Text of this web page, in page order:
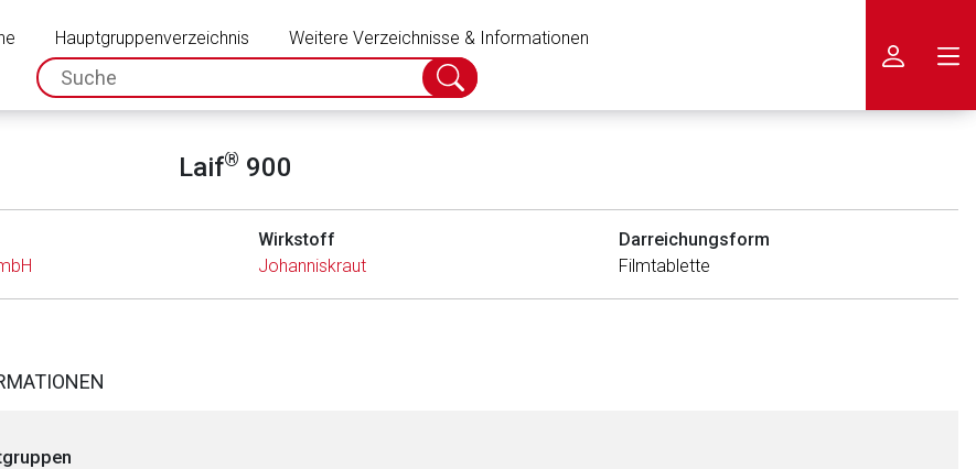
Hauptgruppenverzeichnis
Weitere Verzeichnisse & Informationen
spc.search.input.placeholder
Suche
abschicken
Laif® 900
Wirkstoff
Johanniskraut
Darreichungsform
Filmtablette